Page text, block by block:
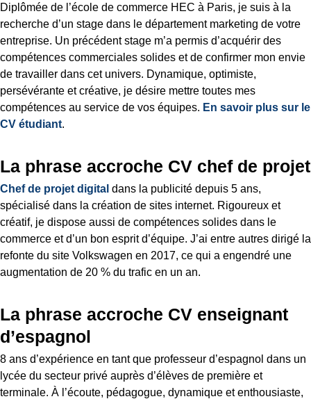
Diplômée de l’école de commerce HEC à Paris, je suis à la
recherche d’un stage dans le département marketing de votre
entreprise. Un précédent stage m’a permis d’acquérir des
compétences commerciales solides et de confirmer mon envie
de travailler dans cet univers. Dynamique, optimiste,
persévérante et créative, je désire mettre toutes mes
compétences au service de vos équipes. En savoir plus sur le
CV étudiant.
La phrase accroche CV chef de projet
Chef de projet digital dans la publicité depuis 5 ans,
spécialisé dans la création de sites internet. Rigoureux et
créatif, je dispose aussi de compétences solides dans le
commerce et d’un bon esprit d’équipe. J’ai entre autres dirigé la
refonte du site Volkswagen en 2017, ce qui a engendré une
augmentation de 20 % du trafic en un an.
La phrase accroche CV enseignant
d’espagnol
8 ans d’expérience en tant que professeur d’espagnol dans un
lycée du secteur privé auprès d’élèves de première et
terminale. À l’écoute, pédagogue, dynamique et enthousiaste,